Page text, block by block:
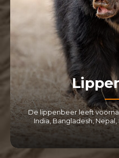
De lippenbeer leeft
India, Bangladesh, Nepal,
LEES